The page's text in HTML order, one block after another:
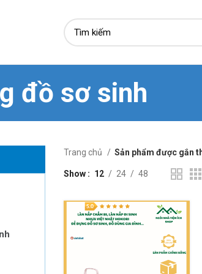
đồ sơ sinh
Trang chủ Sản phẩm được gắn
Show 12 24 48